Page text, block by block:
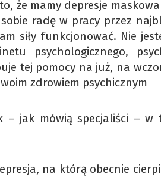
że mamy depresje
radę w pracy przez
siły funkcjonować. Nie
psychologicznego,
tej pomocy na już, na
zdrowiem psychicznym
– jak mówią specjaliści – w
na którą obecnie